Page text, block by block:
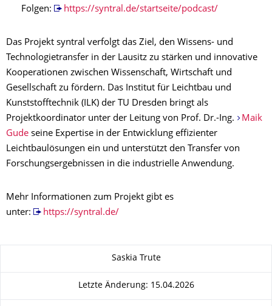
Folgen:
https://syntral.de/startseite/podcast/
Das Projekt syntral verfolgt das Ziel, den Wissens- und
Technologietransfer in der Lausitz zu stärken und innovative
Kooperationen zwischen Wissenschaft, Wirtschaft und
Gesellschaft zu fördern. Das Institut für Leichtbau und
Kunststofftechnik (ILK) der TU Dresden bringt als
Projektkoordinator unter der Leitung von Prof. Dr.-Ing.
Maik
Gude seine Expertise in der Entwicklung effizienter
Leichtbaulösungen ein und unterstützt den Transfer von
Forschungsergebnissen in die industrielle Anwendung.
Mehr Informationen zum Projekt gibt es
unter:
https://syntral.de/
Saskia Trute
Letzte Änderung: 15.04.2026